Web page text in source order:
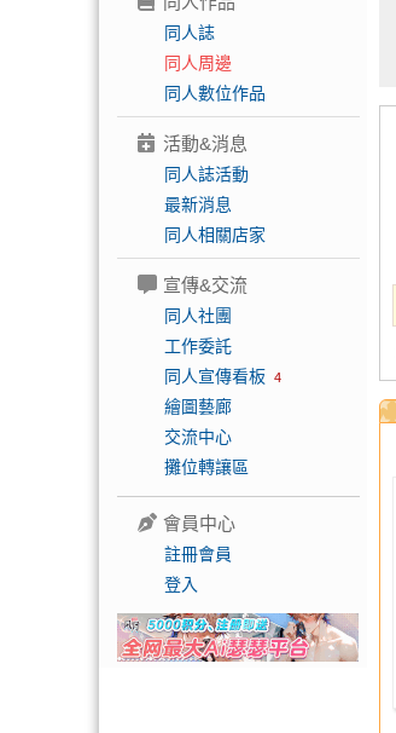
同人誌
同人周邊
同人數位作品
活動&消息
同人誌活動
最新消息
同人相關店家
宣傳&交流
同人社團
工作委託
同人宣傳看板 4
繪圖藝廊
交流中心
攤位轉讓區
會員中心
註冊會員
登入